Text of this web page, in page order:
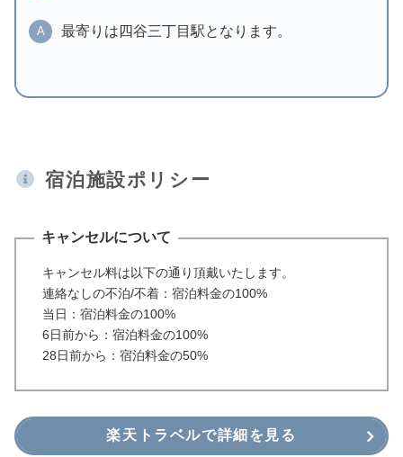
A 最寄りは四谷三丁目駅となります。
宿泊施設ポリシー
キャンセルについて
キャンセル料は以下の通り頂戴いたします。
連絡なしの不泊/不着：宿泊料金の100%
当日：宿泊料金の100%
6日前から：宿泊料金の100%
28日前から：宿泊料金の50%
楽天トラベルで詳細を見る